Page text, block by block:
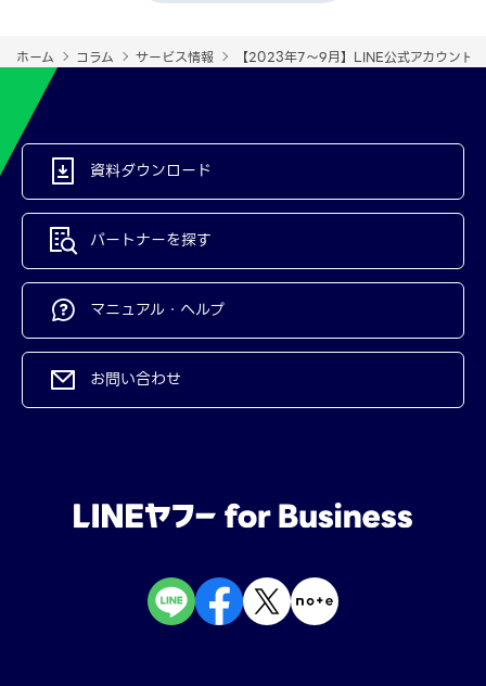
ホーム コラム サービス情報 【2023年7～9月】LINE公式アカウント
資料ダウンロード
パートナーを探す
マニュアル・ヘルプ
お問い合わせ